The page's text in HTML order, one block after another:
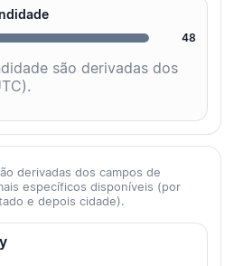
48
são derivadas dos
derivadas dos campos de
específicos disponíveis (por
e depois cidade).